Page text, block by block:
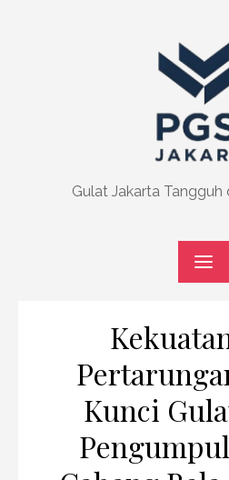
Gulat Jakarta Tangguh
Kunci